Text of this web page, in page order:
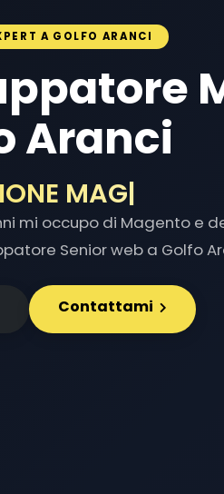
A GOLFO ARANCI
Aranci
MAGENTO1
mi occupo di Magento e
Senior web a Golfo
Contattami